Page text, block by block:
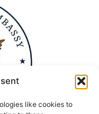
like cookies to